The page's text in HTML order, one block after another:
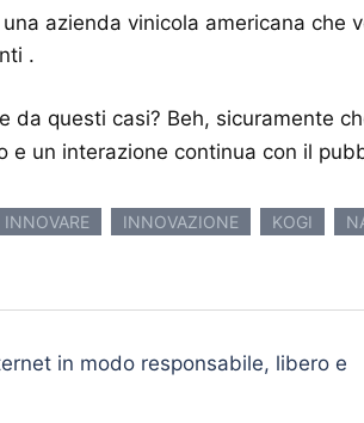
azienda vinicola americana che
.
da questi casi? Beh, sicuramente
e un interazione continua con il
INNOVARE INNOVAZIONE KOGI
in modo responsabile, libero e